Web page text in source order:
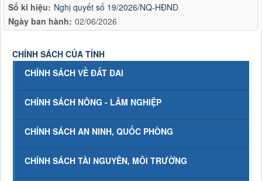
Số kí hiệu: Nghị quyết số 19/2026/NQ-HĐND
Ngày ban hành: 02/06/2026
CHÍNH SÁCH CỦA TỈNH
CHÍNH SÁCH VỀ ĐẤT ĐAI
CHÍNH SÁCH NÔNG - LÂM NGHIỆP
CHÍNH SÁCH AN NINH, QUỐC PHÒNG
CHÍNH SÁCH TÀI NGUYÊN, MÔI TRƯỜNG